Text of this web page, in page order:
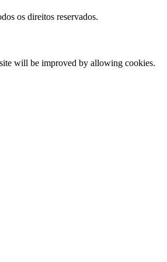
os direitos reservados.
will be improved by allowing cookies.